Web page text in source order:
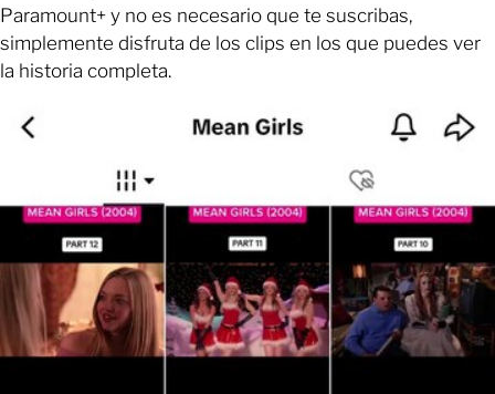
Paramount+ y no es necesario que te suscribas,
simplemente disfruta de los clips en los que puedes ver
la historia completa.